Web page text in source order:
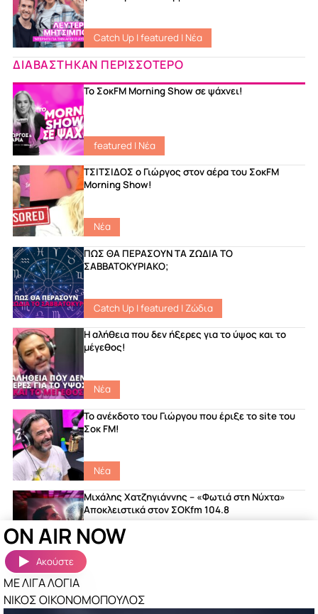
Catch Up|featured | Νέα
ΔΙΑΒΑΣΤΗΚΑΝ ΠΕΡΙΣΣΟΤΕΡΟ
Το ΣοκFM Morning Show σε ψάχνει!
featured | Νέα
ΤΣΙΤΣΙΔΟΣ ο Γιώργος στον αέρα του ΣοκFM
Morning Show!
Νέα
ΠΩΣ ΘΑ ΠΕΡΑΣΟΥΝ ΤΑ ΖΩΔΙΑ ΤΟ
ΣΑΒΒΑΤΟΚΥΡΙΑΚΟ;
Catch Up|featured | Ζώδια
Η αλήθεια που δεν ήξερες για το ύψος και το
μέγεθος!
Νέα
Το ανέκδοτο του Γιώργου που έριξε το site του
Σοκ FM!
Νέα
Μιχάλης Χατζηγιάννης – «Φωτιά στη Νύχτα»
Αποκλειστικά στον ΣΟΚfm 104.8
Ακούστηκαν πριν λίγο
ON AIR NOW
Ακούστε
ΜΕ ΛΙΓΑ ΛΟΓΙΑ
ΝΙΚΟΣ ΟΙΚΟΝΟΜΟΠΟΥΛΟΣ